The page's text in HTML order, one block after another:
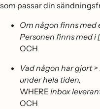
som passar din
Om någon finns med
Personen finns med i
OCH
Vad någon har gjort
under hela tiden,
WHERE Inbox
OCH